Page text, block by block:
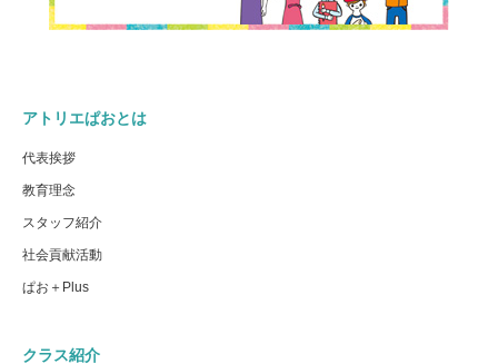
アトリエぱおとは
代表挨拶
教育理念
スタッフ紹介
社会貢献活動
ぱお＋Plus
クラス紹介